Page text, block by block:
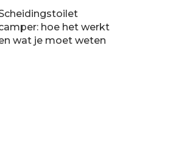
hoe het werkt
wat je moet weten